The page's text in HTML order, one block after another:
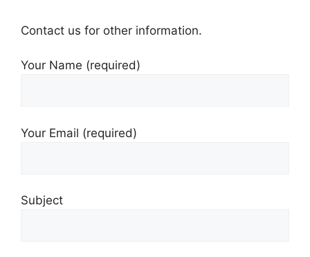
Contact us for other information.
Your Name (required)
Your Email (required)
Subject